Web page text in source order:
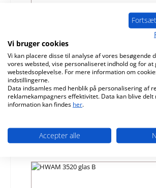
Produktnummer: 01005398
Producent:
HWAM
Detaljer
Vi bruger cookies
Vi kan placere disse til analyse af vores besøgende
vores websted, vise personaliseret indhold og for at
webstedsoplevelse. For mere information om
indstillingerne.
Data indsamles med henblik på personalisering af
reklamekampagners effektivitet. Data kan blive delt
information kan findes her.
Accepter alle